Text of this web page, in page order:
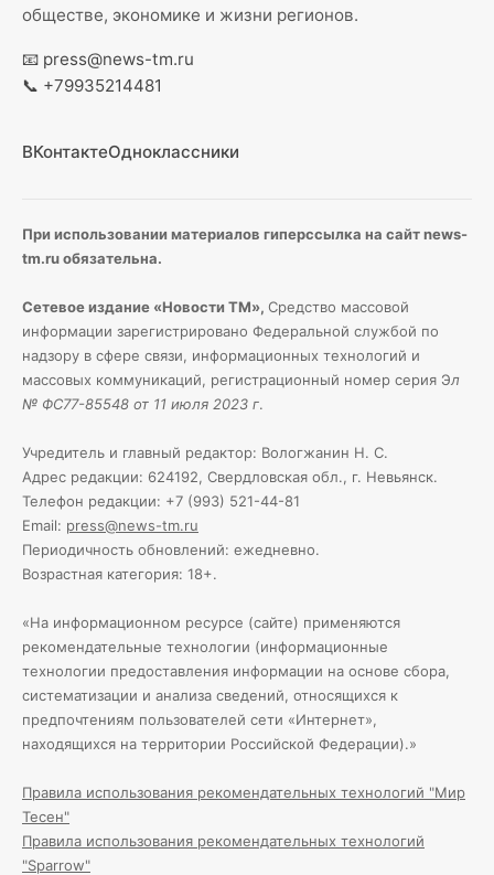
обществе, экономике и жизни регионов.
📧 press@news-tm.ru
📞 +79935214481
ВКонтактеОдноклассники
При использовании материалов гиперссылка на сайт news-
tm.ru обязательна.
Сетевое издание «Новости ТМ», Средство массовой
информации зарегистрировано Федеральной службой по
надзору в сфере связи, информационных технологий и
массовых коммуникаций, регистрационный номер серия Эл
№ ФС77-85548 от 11 июля 2023 г.
Учредитель и главный редактор: Вологжанин Н. С.
Адрес редакции: 624192, Свердловская обл., г. Невьянск.
Телефон редакции: +7 (993) 521-44-81
Email: press@news-tm.ru
Периодичность обновлений: ежедневно.
Возрастная категория: 18+.
«На информационном ресурсе (сайте) применяются
рекомендательные технологии (информационные
технологии предоставления информации на основе сбора,
систематизации и анализа сведений, относящихся к
предпочтениям пользователей сети «Интернет»,
находящихся на территории Российской Федерации).»
Правила использования рекомендательных технологий "Мир
Тесен"
Правила использования рекомендательных технологий
"Sparrow"